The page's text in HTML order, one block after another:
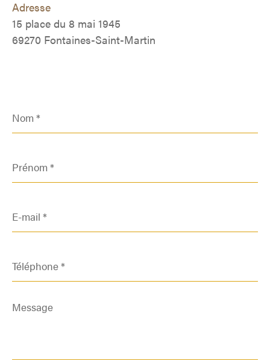
Adresse
15 place du 8 mai 1945
69270 Fontaines-Saint-Martin
*
*
mail
*
*
Message
*